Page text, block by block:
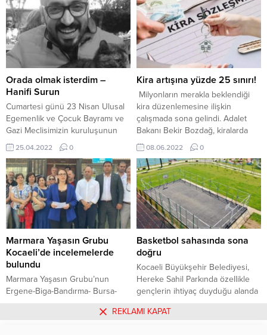
Mahallesi’nde Fevzi Çakmak Paşa
Camii’nde öğlen namazına
müteakip kılınacak cenaze
namazının ardından toprağa
verilecek. Merhum Ahmet
Akdemir aynı zamanda Saadet
Partisi Gebze İlçe Başkanı
Mustafa Türel’in eniştesiydi.
Gebze Yeni Haber Gazetesi...
ayaklanmaya teşvik suçundan
yirmi yıla mahkûm olur. İki cezanın
birleştirilmesiyle Hikmet, toplam
yirmi sekiz yıl hapis cezasına
çarptırılır. Girdiği açlık grevi
sonrası 1950 yılında çıkarılan afla
serbest kalana dek yaklaşık 13
yıl...
Orada olmak isterdim –
Hanifi Surun
Cumartesi günü 23 Nisan Ulusal
Egemenlik ve Çocuk Bayramı ve
Gazi Meclisimizin kuruluşunun
102. Yılı tüm yurtta olduğu
Gebze’de de coşkuyla kutlandı.
Cuma gecesi başlayan şiddetli bir
baş ağrısı tüm cumartesi günü
sürdüğü için ne resmi ne de
CHP’nin yaptığı alternatif
kutlamalara ne yazık ki
katılamadım. Resmi törenlerdeki
sıkıcı ve...
25.04.2022 0
Kira artışına yüzde 25 sınırı!
Milyonların merakla beklendiği
kira düzenlemesine ilişkin
çalışmada sona gelindi. Adalet
Bakanı Bekir Bozdağ, kiralarda
artış sınırını açıkladı. ARTIŞ
YÜZDE 25’İ AŞAMAYACAK
Bozdağ, 1 Temmuz 2023’e kadar
yenilenecek kira sözleşmelerinde
artışın bir önceki yılın yüzde 25’ini
geçemeyeceğini söyledi. Bunun
üzerindeki artışlar geçerli
olmayacak. DÜZENLEME NE
KADAR GEÇERLİ OLACAK?
Borçlar Kanunu’nda yapılacak...
08.06.2022 0
Marmara Yaşasın Grubu
Kocaeli’de incelemelerde
bulundu
Marmara Yaşasın Grubu’nun
Ergene-Biga-Bandırma- Bursa-
sürdürdüğü ziyaretlerin bugün ki
Basketbol sahasında sona
doğru
Kocaeli Büyükşehir Belediyesi,
Hereke Sahil Parkında özellikle
gençlerin ihtiyaç duyduğu alanda
Büyükşehir, spor yapılabilecek
04.06.2022
REKLAMI KAPAT